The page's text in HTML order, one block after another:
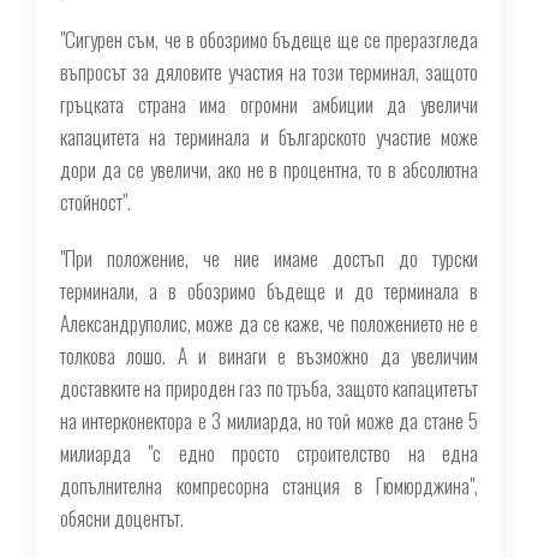
"Сигурен съм, че в обозримо бъдеще ще се преразгледа
въпросът за дяловите участия на този терминал, защото
гръцката страна има огромни амбиции да увеличи
капацитета на терминала и българското участие може
дори да се увеличи, ако не в процентна, то в абсолютна
стойност".
"При положение, че ние имаме достъп до турски
терминали, а в обозримо бъдеще и до терминала в
Александруполис, може да се каже, че положението не е
толкова лошо. А и винаги е възможно да увеличим
доставките на природен газ по тръба, защото капацитетът
на интерконектора е 3 милиарда, но той може да стане 5
милиарда "с едно просто строителство на една
допълнителна компресорна станция в Гюмюрджина",
обясни доцентът.